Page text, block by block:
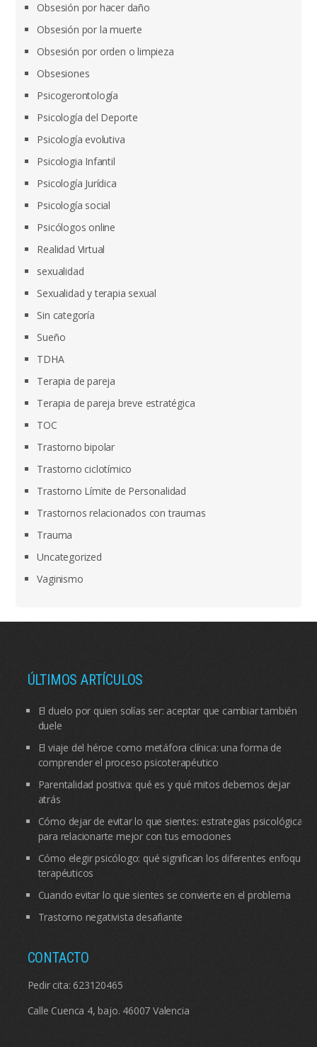
Obsesión por hacer daño
Obsesión por la muerte
Obsesión por orden o limpieza
Obsesiones
Psicogerontología
Psicología del Deporte
Psicología evolutiva
Psicologia Infantil
Psicología Jurídica
Psicología social
Psicólogos online
Realidad Virtual
sexualidad
Sexualidad y terapia sexual
Sin categoría
Sueño
TDHA
Terapia de pareja
Terapia de pareja breve estratégica
TOC
Trastorno bipolar
Trastorno ciclotímico
Trastorno Límite de Personalidad
Trastornos relacionados con traumas
Trauma
Uncategorized
Vaginismo
ÚLTIMOS ARTÍCULOS
El duelo por quien solías ser: aceptar que cambiar también
duele
El viaje del héroe como metáfora clínica: una forma de
comprender el proceso psicoterapéutico
Parentalidad positiva: qué es y qué mitos debemos dejar
atrás
Cómo dejar de evitar lo que sientes: estrategias psicológicas
para relacionarte mejor con tus emociones
Cómo elegir psicólogo: qué significan los diferentes enfoques
terapéuticos
Cuando evitar lo que sientes se convierte en el problema
Trastorno negativista desafiante
CONTACTO
Pedir cita: 623120465
Calle Cuenca 4, bajo. 46007 Valencia